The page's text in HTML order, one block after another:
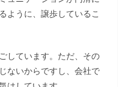
ように、譲歩しているこ
しています。ただ、その
ないからですし、会社で